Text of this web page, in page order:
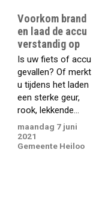
Voorkom brand
en laad de accu
verstandig op
Is uw fiets of accu
gevallen? Of merkt
u tijdens het laden
een sterke geur,
rook, lekkende...
maandag 7 juni
2021
Gemeente Heiloo